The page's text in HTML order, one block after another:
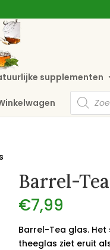
supplementen
zoeken
Barrel-
€7,99
Barrel-Tea glas.
theeglas ziet eruit